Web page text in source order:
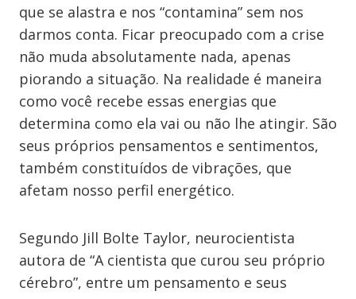
que se alastra e nos “contamina” sem nos
darmos conta. Ficar preocupado com a crise
não muda absolutamente nada, apenas
piorando a situação. Na realidade é maneira
como você recebe essas energias que
determina como ela vai ou não lhe atingir. São
seus próprios pensamentos e sentimentos,
também constituídos de vibrações, que
afetam nosso perfil energético.
Segundo Jill Bolte Taylor, neurocientista
autora de “A cientista que curou seu próprio
cérebro”, entre um pensamento e seus